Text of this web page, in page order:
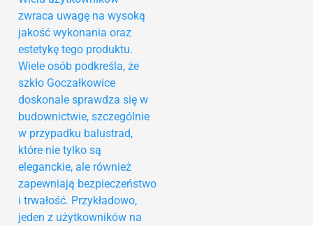
zwraca uwagę na wysoką
jakość wykonania oraz
estetykę tego produktu.
Wiele osób podkreśla, że
szkło Goczałkowice
doskonale sprawdza się w
budownictwie, szczególnie
w przypadku balustrad,
które nie tylko są
eleganckie, ale również
zapewniają bezpieczeństwo
i trwałość. Przykładowo,
jeden z użytkowników na